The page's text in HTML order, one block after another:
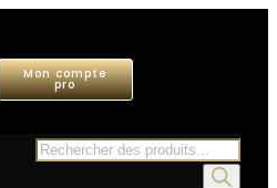
Mon compte
pro
Recherche